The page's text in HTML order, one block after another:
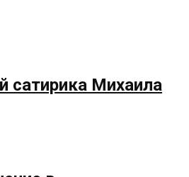
сатирика Михаила